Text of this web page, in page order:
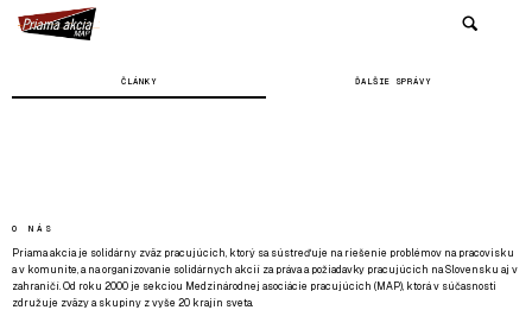
ČLÁNKY ĎALŠIE SPRÁVY
O NÁS
Priama akcia je solidárny zväz pracujúcich, ktorý sa sústreďuje na riešenie problémov na pracovisku
a v komunite, a na organizovanie solidárnych akcií za práva a požiadavky pracujúcich na Slovensku aj v
zahraničí. Od roku 2000 je sekciou Medzinárodnej asociácie pracujúcich (MAP), ktorá v súčasnosti
združuje zväzy a skupiny z vyše 20 krajín sveta.